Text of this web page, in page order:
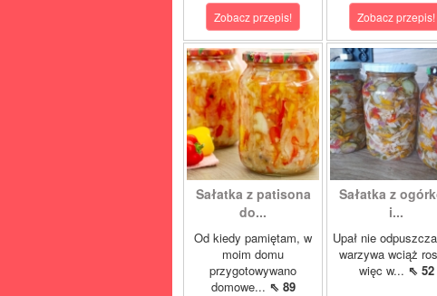
Zobacz przepis! Zobacz przepis!
Sałatka z patisona
do...
Od kiedy pamiętam, w
moim domu
przygotowywano
domowe... ⇖ 89
Sałatka z
i...
Upał nie
warzywa wciąż
więc w... ⇖ 52